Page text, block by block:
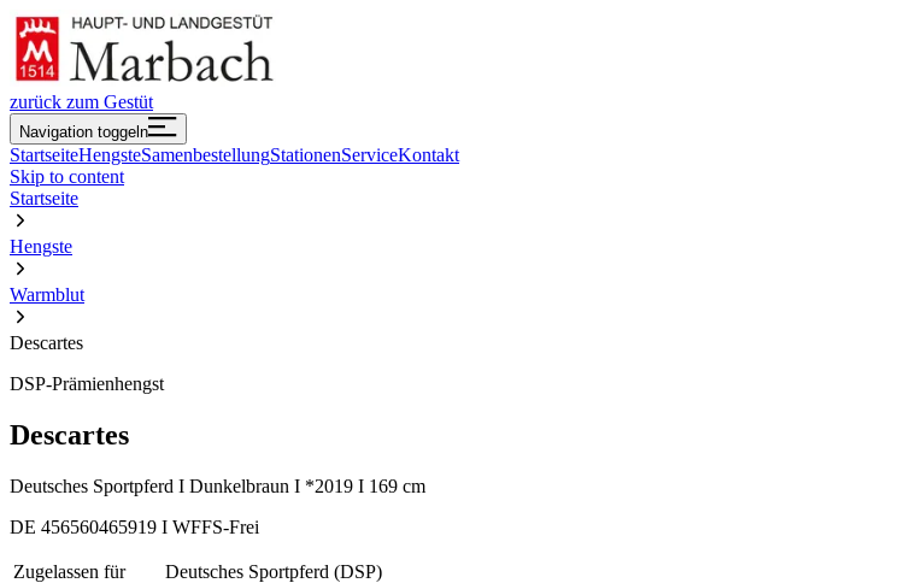
zurück zum Gestüt
Navigation toggeln
StartseiteHengsteSamenbestellungStationenServiceKontakt
Skip to content
Startseite
Hengste
Warmblut
Descartes
DSP-Prämienhengst
Descartes
Deutsches Sportpferd I Dunkelbraun I *2019 I 169 cm
DE 456560465919 I WFFS-Frei
Zugelassen für
Deutsches Sportpferd (DSP)